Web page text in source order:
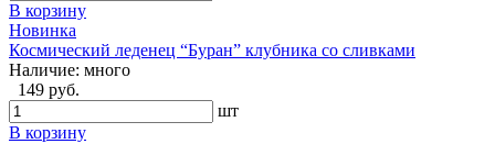
В корзину
Новинка
Космический леденец “Буран” клубника со сливками
Наличие: много
149 руб.
шт
В корзину